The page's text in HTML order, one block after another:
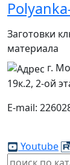
Заготовки
материала
г.
19к.2, 2-ой
E-mail:
Youtube